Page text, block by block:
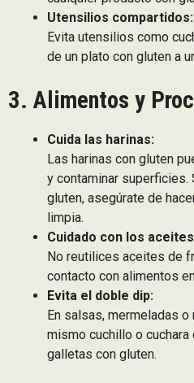
Utensilios compartidos:
Evita utensilios como
de un plato con gluten a
3. Alimentos y
Cuida las harinas:
Las harinas con gluten
y contaminar superficies.
gluten, asegúrate de
limpia.
Cuidado con los
No reutilices aceites de
contacto con alimentos
Evita el doble dip:
En salsas, mermeladas
mismo cuchillo o cuchara
galletas con gluten.